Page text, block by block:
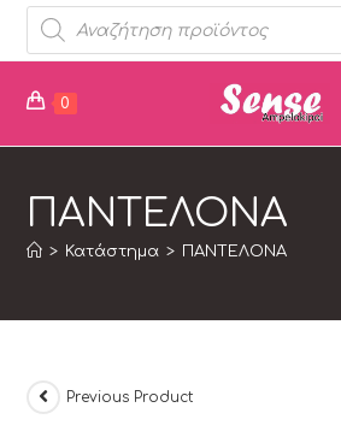
0
ΠΑΝΤΕΛΟΝΑ
> Κατάστημα > ΠΑΝΤΕΛΟΝΑ
Previous Product